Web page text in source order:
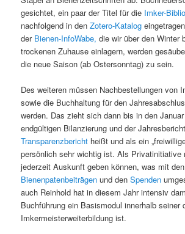
gesichtet, ein paar der Titel für die Imker-
nachfolgend in denZotero-Katalog
der Bienen-InfoWabe, die wir über den Winter
trockenen Zuhause einlagern, werden
die neue Saison (ab Ostersonntag) zu sein.
Des weiteren müssen Nachbestellungen von
sowie die Buchhaltung für den
werden. Das zieht sich dann bis in den
endgültigen Bilanzierung und der
Transparenzbericht heißt und als ein
persönlich sehr wichtig ist. Als Privatinitiative
jederzeit Auskunft geben können, was mit den
Bienenpatenbeiträgen und denSpenden
auch Reinhold hat in diesem Jahr intensiv
Buchführung ein Basismodul innerhalb seiner
Imkermeisterweiterbildung ist.